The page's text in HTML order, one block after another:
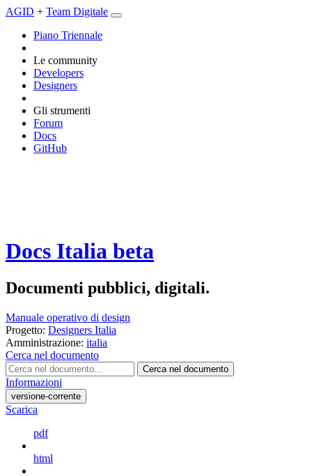
AGID + Team Digitale
Piano Triennale
Le community
Developers
Designers
Gli strumenti
Forum
Docs
GitHub
Docs Italia beta
Documenti pubblici, digitali.
Manuale operativo di design
Progetto: Designers Italia
Amministrazione: italia
Cerca nel documento
Cerca nel documento
Informazioni
versione-corrente
Scarica
pdf
html